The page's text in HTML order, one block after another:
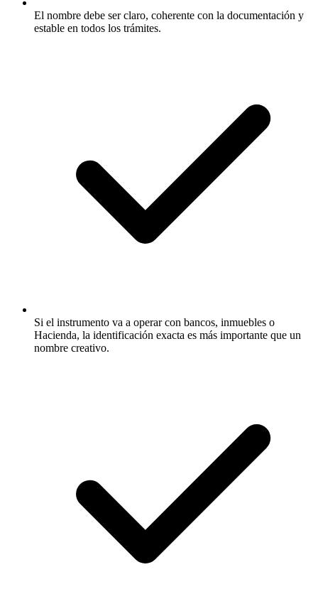
El nombre debe ser claro, coherente con la documentación y
estable en todos los trámites.
Si el instrumento va a operar con bancos, inmuebles o
Hacienda, la identificación exacta es más importante que un
nombre creativo.